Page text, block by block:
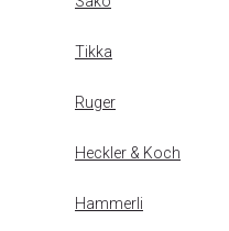
Tikka
Ruger
Heckler & Koch
Hammerli